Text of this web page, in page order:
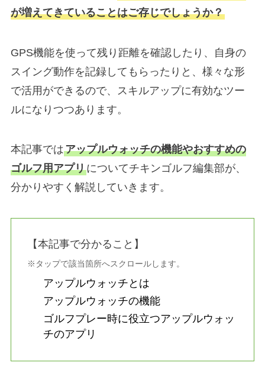
が増えてきていることはご存じでしょうか？
GPS機能を使って残り距離を確認したり、自身の
スイング動作を記録してもらったりと、様々な形
で活用ができるので、スキルアップに有効なツー
ルになりつつあります。
本記事ではアップルウォッチの機能やおすすめの
ゴルフ用アプリについてチキンゴルフ編集部が、
分かりやすく解説していきます。
【本記事で分かること】
※タップで該当箇所へスクロールします。
アップルウォッチとは
アップルウォッチの機能
ゴルフプレー時に役立つアップルウォッ
チのアプリ